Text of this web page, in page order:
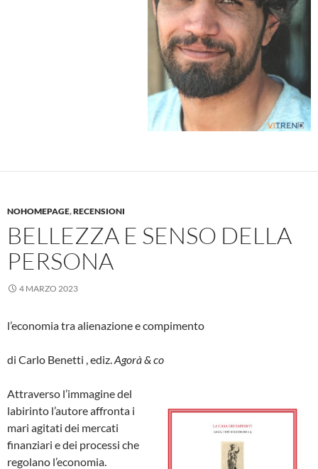
NOHOMEPAGE,RECENSIONI
BELLEZZA E SENSO DELLA
PERSONA
4 MARZO 2023
l’economia tra alienazione e compimento
di Carlo Benetti , ediz.Agorà & co
Attraverso l’immagine del
labirinto l’autore affronta i
mari agitati dei mercati
finanziari e dei processi che
regolano l’economia.